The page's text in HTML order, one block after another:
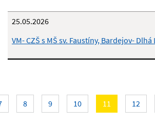
25.05.2026
VM- CZŠ s MŠ sv. Faustíny, Bardejov-
8 9 10 11 Aktuálna
stránka
12